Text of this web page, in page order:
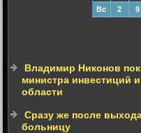
Вс
2 9
Владимир Никонов
министра инвестиций
области
Сразу же после
больницу